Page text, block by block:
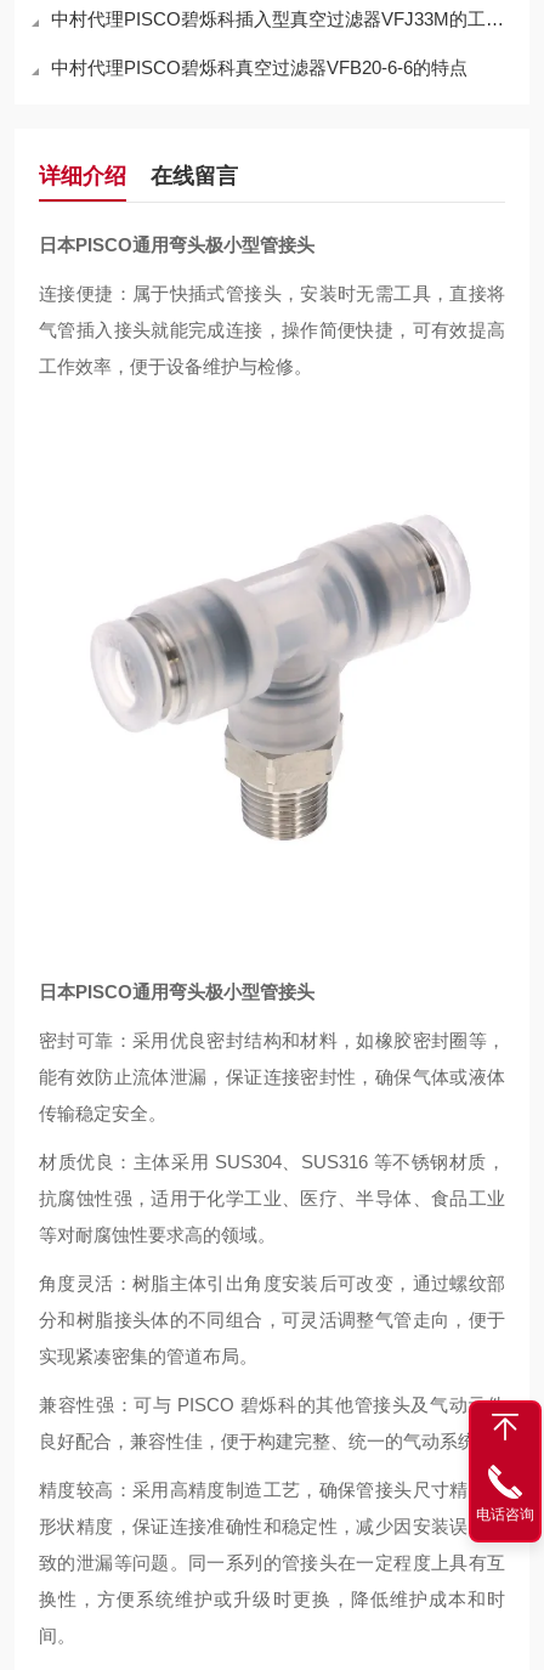
中村代理PISCO碧烁科插入型真空过滤器VFJ33M的工作原理
中村代理PISCO碧烁科真空过滤器VFB20-6-6的特点
详细介绍 在线留言
日本PISCO通用弯头极小型管接头
连接便捷：属于快插式管接头，安装时无需工具，直接将
气管插入接头就能完成连接，操作简便快捷，可有效提高
工作效率，便于设备维护与检修。
日本PISCO通用弯头极小型管接头
密封可靠：采用优良密封结构和材料，如橡胶密封圈等，
能有效防止流体泄漏，保证连接密封性，确保气体或液体
传输稳定安全。
材质优良：主体采用 SUS304、SUS316 等不锈钢材质，
抗腐蚀性强，适用于化学工业、医疗、半导体、食品工业
等对耐腐蚀性要求高的领域。
角度灵活：树脂主体引出角度安装后可改变，通过螺纹部
分和树脂接头体的不同组合，可灵活调整气管走向，便于
实现紧凑密集的管道布局。
兼容性强：可与 PISCO 碧烁科的其他管接头及气动元件
良好配合，兼容性佳，便于构建完整、统一的气动系统。
精度较高：采用高精度制造工艺，确保管接头尺寸精度和
形状精度，保证连接准确性和稳定性，减少因安装误差导
致的泄漏等问题。同一系列的管接头在一定程度上具有互
换性，方便系统维护或升级时更换，降低维护成本和时
间。
电话咨询